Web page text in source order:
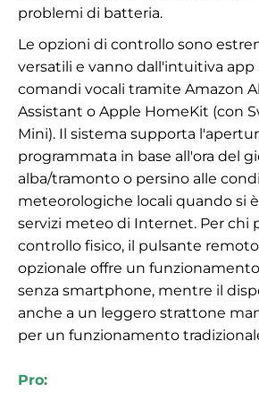
problemi di batteria.
Le opzioni di controllo sono
versatili e vanno dall'intuitiva app
comandi vocali tramite Amazon
Assistant o Apple HomeKit (con
Mini). Il sistema supporta
programmata in base all'ora del
alba/tramonto o persino alle
meteorologiche locali quando si
servizi meteo di Internet. Per chi
controllo fisico, il pulsante
opzionale offre un
senza smartphone, mentre il
anche a un leggero strattone
per un funzionamento
Pro: